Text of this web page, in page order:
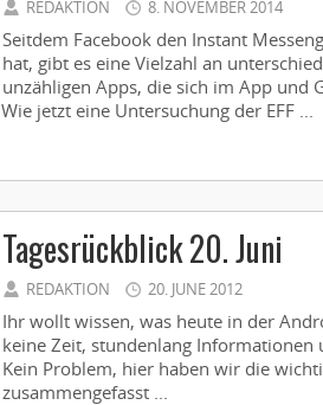
REDAKTION 8. NOVEMBER 2014
Seitdem Facebook den Instant
hat, gibt es eine Vielzahl an
unzähligen Apps, die sich im App und
Wie jetzt eine Untersuchung der EFF ...
Tagesrückblick 20. Juni
REDAKTION 20. JUNE 2012
Ihr wollt wissen, was heute in der
keine Zeit, stundenlang Informationen
Kein Problem, hier haben wir die
zusammengefasst ...